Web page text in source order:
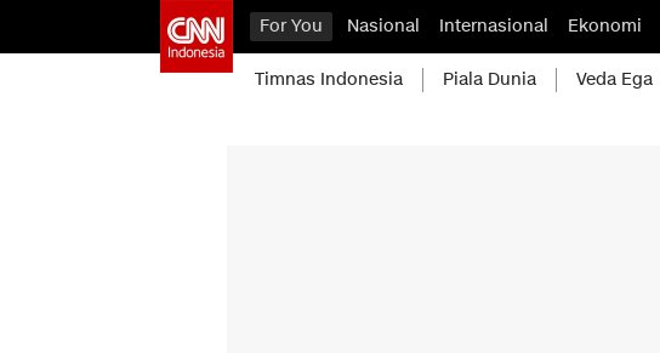
For You Nasional Internasional Ekonomi
Timnas Indonesia Piala Dunia Veda Ega